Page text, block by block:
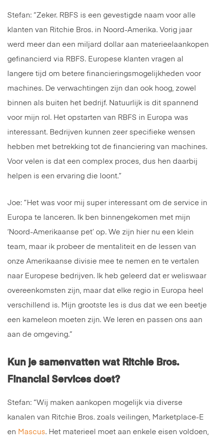
Stefan: “Zeker. RBFS is een gevestigde naam voor alle
klanten van Ritchie Bros. in Noord-Amerika. Vorig jaar
werd meer dan een miljard dollar aan materieelaankopen
gefinancierd via RBFS. Europese klanten vragen al
langere tijd om betere financieringsmogelijkheden voor
machines. De verwachtingen zijn dan ook hoog, zowel
binnen als buiten het bedrijf. Natuurlijk is dit spannend
voor mijn rol. Het opstarten van RBFS in Europa was
interessant. Bedrijven kunnen zeer specifieke wensen
hebben met betrekking tot de financiering van machines.
Voor velen is dat een complex proces, dus hen daarbij
helpen is een ervaring die loont.”
Joe: “Het was voor mij super interessant om de service in
Europa te lanceren. Ik ben binnengekomen met mijn
‘Noord-Amerikaanse pet’ op. We zijn hier nu een klein
team, maar ik probeer de mentaliteit en de lessen van
onze Amerikaanse divisie mee te nemen en te vertalen
naar Europese bedrijven. Ik heb geleerd dat er weliswaar
overeenkomsten zijn, maar dat elke regio in Europa heel
verschillend is. Mijn grootste les is dus dat we een beetje
een kameleon moeten zijn. We leren en passen ons aan
aan de omgeving.”
Kun je samenvatten wat Ritchie Bros.
Financial Services doet?
Stefan: “Wij maken aankopen mogelijk via diverse
kanalen van Ritchie Bros. zoals veilingen, Marketplace-E
en Mascus. Het materieel moet aan enkele eisen voldoen,